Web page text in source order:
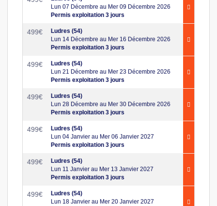
Lun 07 Décembre au Mer 09 Décembre 2026
Permis exploitation 3 jours
499€
Ludres (54)
Lun 14 Décembre au Mer 16 Décembre 2026
Permis exploitation 3 jours
499€
Ludres (54)
Lun 21 Décembre au Mer 23 Décembre 2026
Permis exploitation 3 jours
499€
Ludres (54)
Lun 28 Décembre au Mer 30 Décembre 2026
Permis exploitation 3 jours
499€
Ludres (54)
Lun 04 Janvier au Mer 06 Janvier 2027
Permis exploitation 3 jours
499€
Ludres (54)
Lun 11 Janvier au Mer 13 Janvier 2027
Permis exploitation 3 jours
499€
Ludres (54)
Lun 18 Janvier au Mer 20 Janvier 2027